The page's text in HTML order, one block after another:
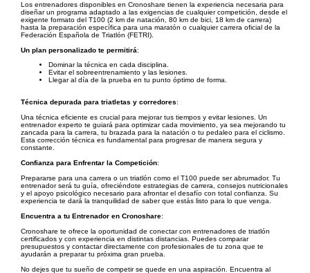
Los entrenadores disponibles en Cronoshare tienen la experiencia necesaria para
diseñar un programa adaptado a las exigencias de cualquier competición, desde el
exigente formato del T100 (2 km de natación, 80 km de bici, 18 km de carrera)
hasta la preparación específica para una maratón o cualquier carrera oficial de la
Federación Española de Triatlón (FETRI).
Un plan personalizado te permitirá:
Dominar la técnica en cada disciplina.
Evitar el sobreentrenamiento y las lesiones.
Llegar al día de la prueba en tu punto óptimo de forma.
Técnica depurada para triatletas y corredores:
Una técnica eficiente es crucial para mejorar tus tiempos y evitar lesiones. Un
entrenador experto te guiará para optimizar cada movimiento, ya sea mejorando tu
zancada para la carrera, tu brazada para la natación o tu pedaleo para el ciclismo.
Esta corrección técnica es fundamental para progresar de manera segura y
constante.
Confianza para Enfrentar la Competición:
Prepararse para una carrera o un triatlón como el T100 puede ser abrumador. Tu
entrenador será tu guía, ofreciéndote estrategias de carrera, consejos nutricionales
y el apoyo psicológico necesario para afrontar el desafío con total confianza. Su
experiencia te dará la tranquilidad de saber que estás listo para lo que venga.
Encuentra a tu Entrenador en Cronoshare:
Cronoshare te ofrece la oportunidad de conectar con entrenadores de triatlón
certificados y con experiencia en distintas distancias. Puedes comparar
presupuestos y contactar directamente con profesionales de tu zona que te
ayudarán a preparar tu próxima gran prueba.
No dejes que tu sueño de competir se quede en una aspiración. Encuentra al